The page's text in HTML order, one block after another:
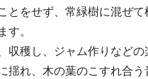
とをせず、常緑樹に混ぜ
。
収穫し、ジャム作りなど
揺れ、木の葉のこすれ合